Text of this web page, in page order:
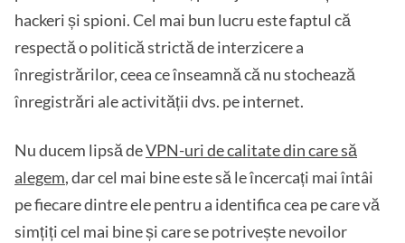
hackeri și spioni. Cel mai bun lucru este faptul că
respectă o politică strictă de interzicere a
înregistrărilor, ceea ce înseamnă că nu stochează
înregistrări ale activității dvs. pe internet.
Nu ducem lipsă deVPN-uri de calitate din care să
alegem, dar cel mai bine este să le încercați mai întâi
pe fiecare dintre ele pentru a identifica cea pe care vă
simțiți cel mai bine și care se potrivește nevoilor